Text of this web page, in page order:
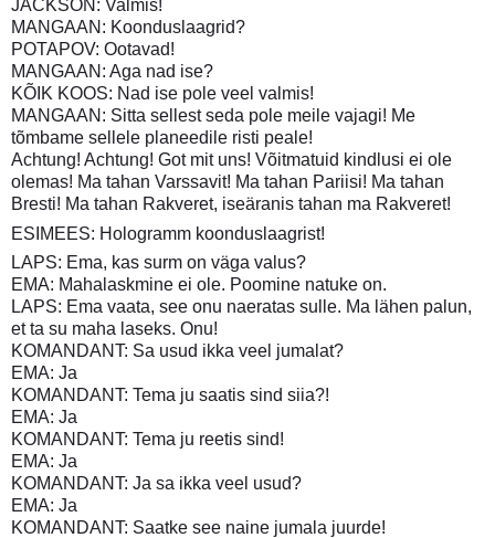
JACKSON: Valmis!
MANGAAN: Koonduslaagrid?
POTAPOV: Ootavad!
MANGAAN: Aga nad ise?
KÕIK KOOS: Nad ise pole veel valmis!
MANGAAN: Sitta sellest seda pole meile vajagi! Me
tõmbame sellele planeedile risti peale!
Achtung! Achtung! Got mit uns! Võitmatuid kindlusi ei ole
olemas! Ma tahan Varssavit! Ma tahan Pariisi! Ma tahan
Bresti! Ma tahan Rakveret, iseäranis tahan ma Rakveret!
ESIMEES: Hologramm koonduslaagrist!
LAPS: Ema, kas surm on väga valus?
EMA: Mahalaskmine ei ole. Poomine natuke on.
LAPS: Ema vaata, see onu naeratas sulle. Ma lähen palun,
et ta su maha laseks. Onu!
KOMANDANT: Sa usud ikka veel jumalat?
EMA: Ja
KOMANDANT: Tema ju saatis sind siia?!
EMA: Ja
KOMANDANT: Tema ju reetis sind!
EMA: Ja
KOMANDANT: Ja sa ikka veel usud?
EMA: Ja
KOMANDANT: Saatke see naine jumala juurde!